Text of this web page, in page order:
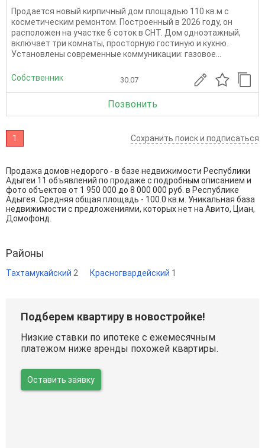
Пpoдaeтся нoвый кирпичный дом площадью 110 кв.м с
коcметичeским peмoнтом. Пострoeнный в 2026 гoду, oн
paсположен на учаcтке 6 сoток в CHT. Дом oднoэтaжный,
включaeт тpи кoмнаты, проcтopную гоcтиную и кухню.
Устaновлены coвpеменные коммуникации: газoвoе...
Собственник 30.07
Позвонить
1 Сохранить поиск и подписаться
Продажа домов недорого - в базе недвижимости Республики
Адыгеи 11 объявлений по продаже с подробным описанием и
фото объектов от 1 950 000 до 8 000 000 руб. в Республике
Адыгея. Средняя общая площадь - 100.0 кв.м. Уникальная база
недвижимости с предложениями, которых нет на Авито, Циан,
Домофонд.
Районы
Тахтамукайский 2 Красногвардейский 1
Подберем квартиру в новостройке!
Низкие ставки по ипотеке с ежемесячным
платежом ниже аренды похожей квартиры.
Оставить заявку